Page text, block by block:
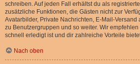
schreiben. Auf jeden Fall erhältst du als
zusätzliche Funktionen, die Gästen nicht zur
Avatarbilder, Private Nachrichten, E-Mail-Versand
zu Benutzergruppen und so weiter. Wir
schnell erledigt ist und dir zahlreiche Vorteile
Nach oben